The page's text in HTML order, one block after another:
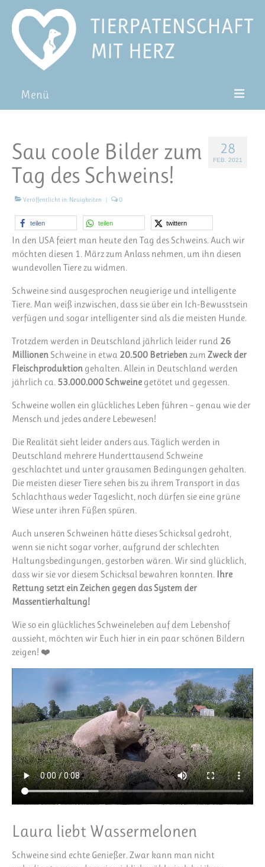
Menü
Pat*in werden
Patenschaft verschenken
Blog
FAQ
28
FEB. 2021
Sau coole Bilder zum
Tag des Schweins!
Veröffentlicht in: Neuigkeiten | 0
teilen teilen twittern
In den USA feiert man heute den Tag des Schweins. Auch wir
möchten diesen 1. März zum Anlass nehmen, um ihn diesen
wundevollen Tiere zu widmen.
Schweine sind ausgesprochen neugierige und intelligente
Tiere. Man weiß inzwischen, dass sie über ein Ich-Bewusstsein
verfügen und sogar intelligenter sind als die meisten Hunde.
Trotzdem werden in Deutschland jährlich leider rund 26
Millionen Schweine in etwa 20.500 Betrieben zum Zweck der
Fleischproduktion gehalten. Allein in Deutschland werden
jährlich ca. 53.000.000 Schweine getötet und gegessen.
Schweine wollen ein glückliches Leben führen – genau wie der
Mensch und jedes andere Lebewesen!
Die Realität sieht leider anders aus. Täglich werden in
Deutschland mehrere Hunderttausend Schweine
geschlachtet und unter grausamen Bedingungen gehalten.
Die meisten dieser Tiere sehen bis zu ihrem Transport in das
Schlachthaus weder Tageslicht, noch dürfen sie eine grüne
Wiese unter ihren Füßen spüren.
Auch unseren Schweinen hätte dieses Schicksal gedroht,
wenn sie nicht sogar vorher, aufgrund der schlechten
Haltungsbedingungen, gestorben wären. Wir sind glücklich,
dass wir sie vor diesem Schicksal bewahren konnten. Ihre
Rettung setzt ein Zeichen gegen das System der
Massentierhaltung!
Wie so ein glückliches Schweineleben auf dem Lebenshof
aussieht, möchten wir Euch hier in ein paar schönen Bildern
zeigen! ❤️
Laura liebt Wassermelonen
Schweine sind echte Genießer. Zwar kann man nicht